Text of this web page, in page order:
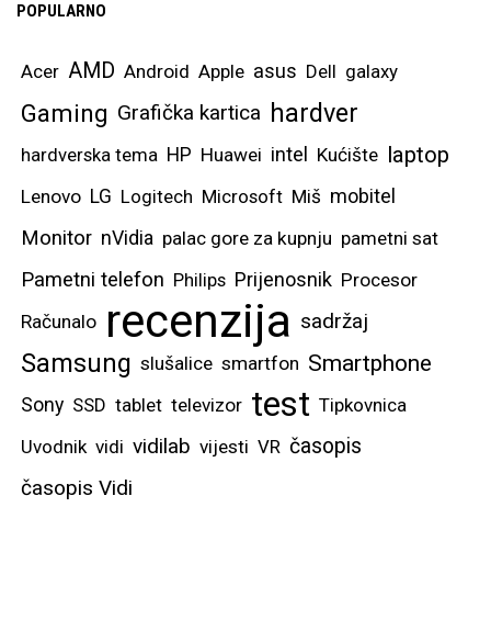
POPULARNO
Acer AMD Android Apple asus Dell galaxy
Gaming Grafička kartica hardver
hardverska tema HP Huawei intel Kućište laptop
Lenovo LG Logitech Microsoft Miš mobitel
Monitor nVidia palac gore za kupnju pametni sat
Pametni telefon Philips Prijenosnik Procesor
Računalo recenzija sadržaj
Samsung slušalice smartfon Smartphone
Sony SSD tablet televizor test Tipkovnica
Uvodnik vidi vidilab vijesti VR časopis
časopis Vidi